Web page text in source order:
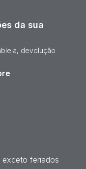
da sua
devolução
exceto feriados